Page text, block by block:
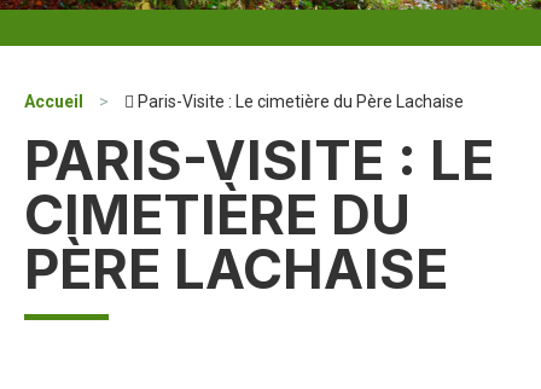
Accueil >  Paris-Visite : Le cimetière du Père Lachaise
PARIS-VISITE : LE
CIMETIÈRE DU
PÈRE LACHAISE